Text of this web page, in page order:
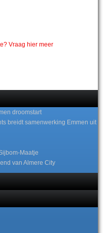
droomstart
breidt samenwerking Emmen uit
Maatje
van Almere City